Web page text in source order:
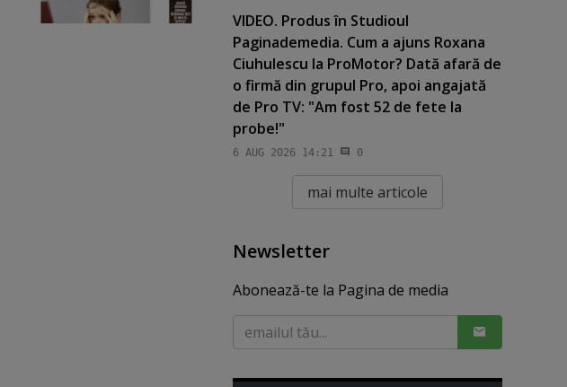
VIDEO. Produs în Studioul
Paginademedia. Cum a ajuns Roxana
Ciuhulescu la ProMotor? Dată afară de
o firmă din grupul Pro, apoi angajată
de Pro TV: "Am fost 52 de fete la
probe!"
6 AUG 2026 14:21 0
mai multe articole
Newsletter
Abonează-te la Pagina de media